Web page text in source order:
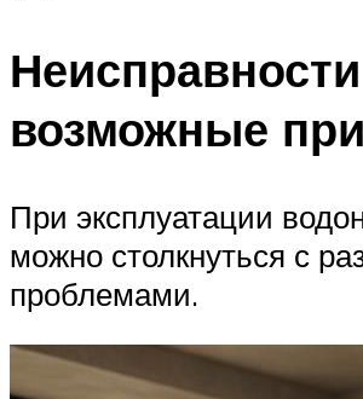
возможные
При эксплуатации
можно столкнуться с
проблемами.